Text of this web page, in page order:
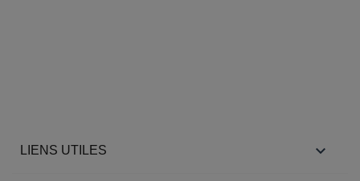
LIENS UTILES 